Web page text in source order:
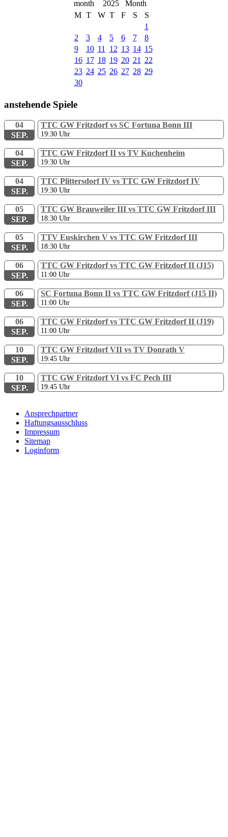
2025
M T W T F S
S
1
2
3 4 5 6 7
8
9
10 11 12 13 14 15
16 17 18 19 20 21
22
23 24 25 26 27 28 29
30
anstehende Spiele
04
SEP.
TTC GW Fritzdorf vs SC Fortuna Bonn III
19:30 Uhr
04
SEP.
TTC GW Fritzdorf II vs TV Kuchenheim
19:30 Uhr
04
SEP.
TTC Plittersdorf IV vs TTC GW Fritzdorf IV
19:30 Uhr
05
SEP.
TTC GW Brauweiler III vs TTC GW Fritzdorf III
18:30 Uhr
05
SEP.
TTV Euskirchen V vs TTC GW Fritzdorf III
18:30 Uhr
06
SEP.
TTC GW Fritzdorf vs TTC GW Fritzdorf II (J15)
11:00 Uhr
06
SEP.
SC Fortuna Bonn II vs TTC GW Fritzdorf (J15 II)
11:00 Uhr
06
SEP.
TTC GW Fritzdorf vs TTC GW Fritzdorf II (J19)
11:00 Uhr
10
SEP.
TTC GW Fritzdorf VII vs TV Donrath V
19:45 Uhr
10
SEP.
TTC GW Fritzdorf VI vs FC Pech III
19:45 Uhr
Ansprechpartner
Haftungsausschluss
Impressum
Sitemap
Loginform